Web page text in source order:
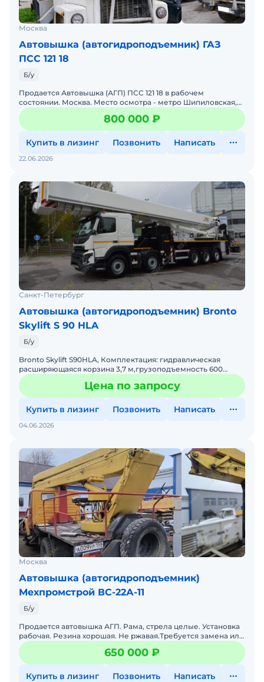
Москва
Автовышка (автогидроподъемник) ГАЗ
ПСС 121 18
Б/у
Продается Автовышка (АГП) ПСС 121 18 в рабочем
состоянии. Москва. Место осмотра - метро Шипиловская,
Красногвардейская. На ходу. Двигатель - бензин.Длина - 18
800 000 ₽
Купить в лизинг Позвонить Написать
22.06.2026
Санкт-Петербург
Автовышка (автогидроподъемник) Bronto
Skylift S 90 HLA
Б/у
Bronto Skylift S90HLA, Комплектация: гидравлическая
расширяющаяся корзина 3,7 м,грузоподъемноcть 600
кг,шланги высокого давления( вода/воздух),безпроводной
пул
Цена по запросу
Купить в лизинг Позвонить Написать
04.06.2026
Москва
Автовышка (автогидроподъемник)
Мехпромстрой ВС-22А-11
Б/у
Продается автовышка АГП. Рама, стрела целые. Установка
рабочая. Резина хорошая. Не ржавая.Требуется замена или
ремонт двигателя. Цена вопроса двигателя 40 тыс.
650 000 ₽
Купить в лизинг Позвонить Написать